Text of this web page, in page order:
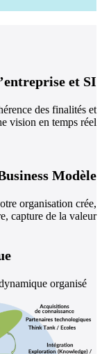
et SI
des finalités et
vision en temps réel
Modèle
organisation crée,
capture de la valeur
organisé